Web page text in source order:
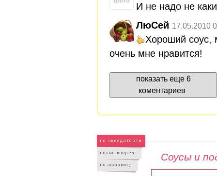
И не надо не
ЛюСей 17.05.2010
Хороший соус,
очень мне нравится!
показать еще 6
коментариев
Соусы и